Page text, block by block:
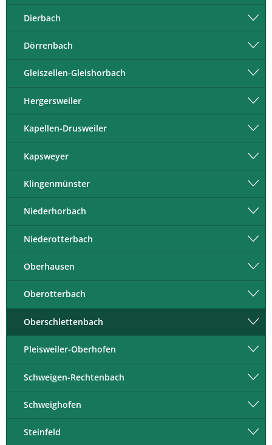
Dierbach
Dörrenbach
Gleiszellen-Gleishorbach
Hergersweiler
Kapellen-Drusweiler
Kapsweyer
Klingenmünster
Niederhorbach
Niederotterbach
Oberhausen
Oberotterbach
Oberschlettenbach
Pleisweiler-Oberhofen
Schweigen-Rechtenbach
Schweighofen
Steinfeld